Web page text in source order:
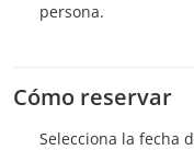
persona.
Cómo reservar
Selecciona la fecha